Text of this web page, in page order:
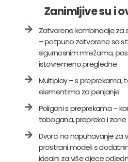
Zanimljive su i
Zatvorene kombinacije za
– potpuno zatvorene sa
sigurnosnim mrežama,
istovremeno pregledne
Multiplay – s preprekama,
elementima za penjanje
Poligoni s preprekama –
tobogana, prepreka i zone
Dvorci na napuhavanje za
prostrani modeli s
idealni za više djece